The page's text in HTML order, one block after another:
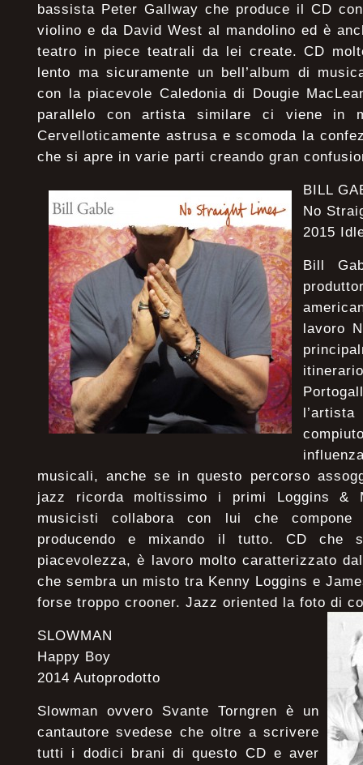
bassista Peter Gallway che produce il CD
violino e da David West al mandolino ed è
teatro in piece teatrali da lei create. CD
lento ma sicuramente un bell’album di
con la piacevole Caledonia di Dougie
parallelo con artista similare ci viene in
Cervelloticamente astrusa e scomoda la
che si apre in varie parti creando gran
BILL
No
2015
Bill
lavoro
musicali, anche se in questo percorso
jazz ricorda moltissimo i primi Loggins &
musicisti collabora con lui che
producendo e mixando il tutto. CD che
piacevolezza, è lavoro molto caratterizzato
che sembra un misto tra Kenny Loggins e
forse troppo crooner. Jazz oriented la foto di
SLOWMAN
Happy Boy
2014 Autoprodotto
Slowman ovvero Svante Torngren è un
cantautore svedese che oltre a scrivere
tutti i dodici brani di questo CD e aver